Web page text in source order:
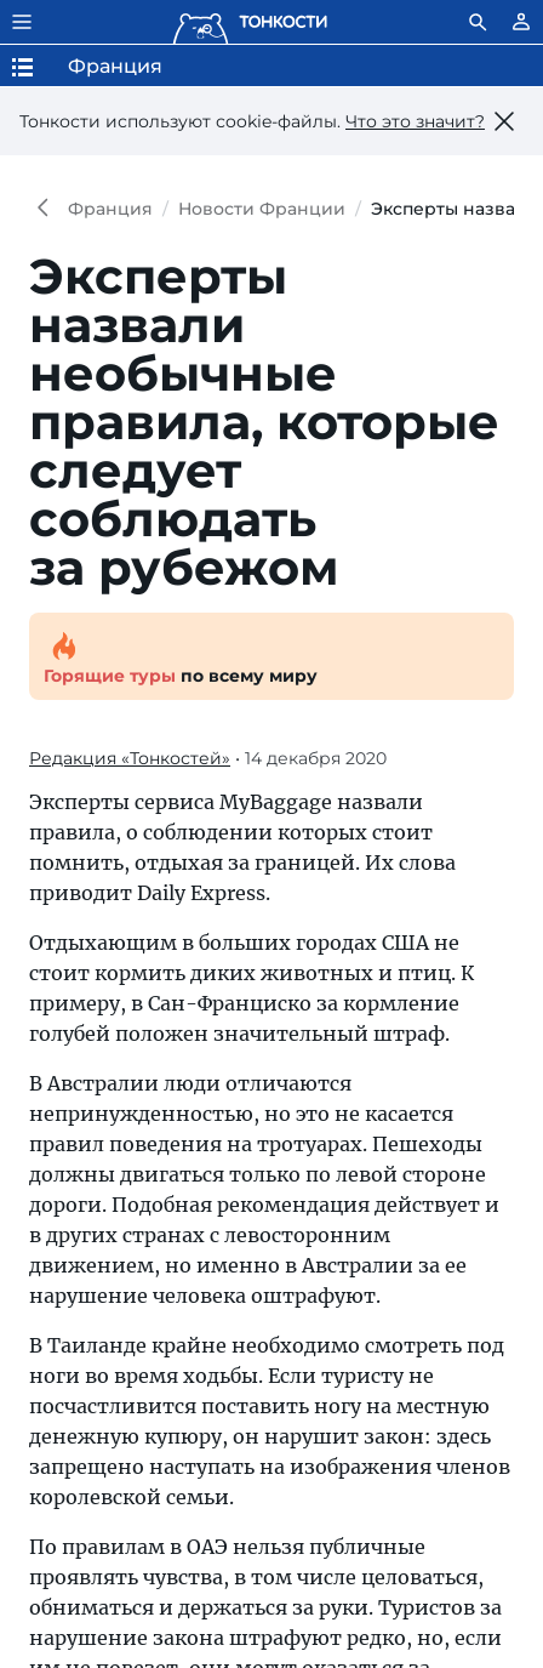
Тонкости используют сookie-файлы. Что это значит?
Франция
Франция Новости Франции Эксперты
Эксперты
назвали
необычные
правила, которые
следует
соблюдать
за рубежом
Горящие туры по всему миру
Редакция «Тонкостей» • 14 декабря 2020
Эксперты сервиса MyBaggage назвали
правила, о соблюдении которых стоит
помнить, отдыхая за границей. Их слова
приводит Daily Express.
Отдыхающим в больших городах США не
стоит кормить диких животных и птиц. К
примеру, в Сан-Франциско за кормление
голубей положен значительный штраф.
В Австралии люди отличаются
непринужденностью, но это не касается
правил поведения на тротуарах. Пешеходы
должны двигаться только по левой стороне
дороги. Подобная рекомендация действует и
в других странах с левосторонним
движением, но именно в Австралии за ее
нарушение человека оштрафуют.
В Таиланде крайне необходимо смотреть под
ноги во время ходьбы. Если туристу не
посчастливится поставить ногу на местную
денежную купюру, он нарушит закон: здесь
запрещено наступать на изображения членов
королевской семьи.
По правилам в ОАЭ нельзя публичные
проявлять чувства, в том числе целоваться,
обниматься и держаться за руки. Туристов за
нарушение закона штрафуют редко, но, если